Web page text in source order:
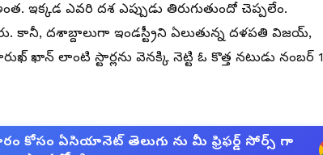
ఇక్కడ ఎవరి దశ ఎప్పుడు తిరుగుతుందో చెప్పలేం.
కానీ, దశాబ్దాలుగా ఇండస్ట్రీని ఏలుతున్న దళపతి విజయ్,
ఖాన్ లాంటి స్టార్లను వెనక్కి నెట్టి ఓ కొత్త నటుడు నంబర్ 1
కోసం ఏసియానెట్ తెలుగు ను మీ ఫ్రిఫర్డ్ సోర్స్ గా